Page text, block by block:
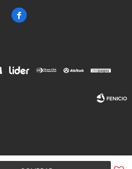

Fenicio